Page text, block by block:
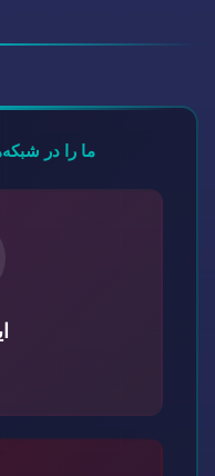
ما را در